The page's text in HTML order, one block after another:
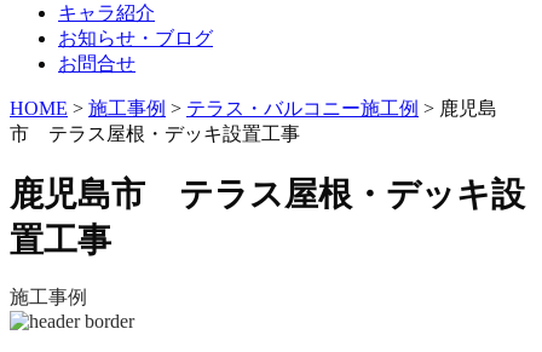
キャラ紹介
お知らせ・ブログ
お問合せ
HOME > 施工事例 > テラス・バルコニー施工例 > 鹿児島
市 テラス屋根・デッキ設置工事
鹿児島市 テラス屋根・デッキ設
置工事
施工事例